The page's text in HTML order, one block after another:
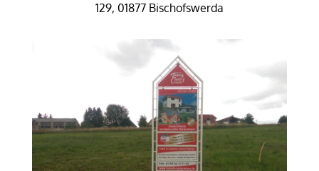
129, 01877 Bischofswerda